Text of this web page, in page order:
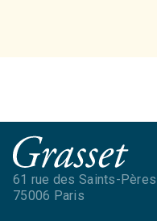
61 rue des Saints-Pères
75006 Paris